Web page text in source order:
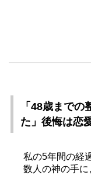
「48歳まで
た」後悔は恋
私の5年間の経
数人の神の手